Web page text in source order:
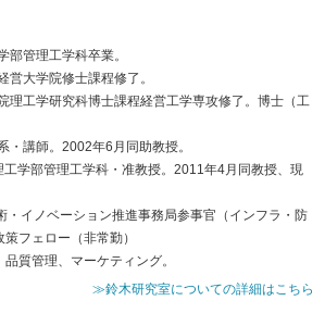
部管理工学科卒業。
営大学院修士課程修了。
理工学研究科博士課程経営工学専攻修了。博士（工
・講師。2002年6月同助教授。
学部管理工学科・准教授。2011年4月同教授、現
・イノベーション推進事務局参事官（インフラ・防
フェロー（非常勤）
質管理、マーケティング。
≫鈴木研究室についての詳細はこちら